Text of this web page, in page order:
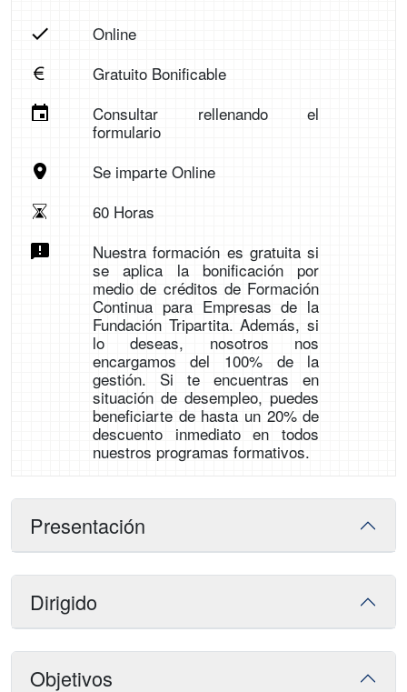
Online
Gratuito Bonificable
Consultar rellenando el
formulario
Se imparte Online
60 Horas
Nuestra formación es gratuita si
se aplica la bonificación por
medio de créditos de Formación
Continua para Empresas de la
Fundación Tripartita. Además, si
lo deseas, nosotros nos
encargamos del 100% de la
gestión. Si te encuentras en
situación de desempleo, puedes
beneficiarte de hasta un 20% de
descuento inmediato en todos
nuestros programas formativos.
Presentación
Dirigido
Objetivos